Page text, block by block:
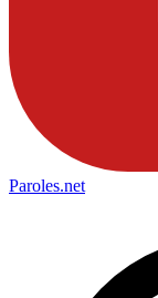
Paroles.net